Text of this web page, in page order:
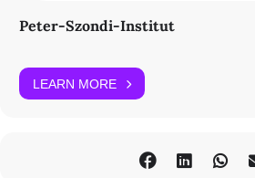
Peter-Szondi-Institut
LEARN MORE